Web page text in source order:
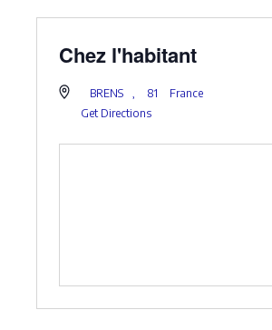
Chez l'habitant
BRENS , 81
France
Get Directions